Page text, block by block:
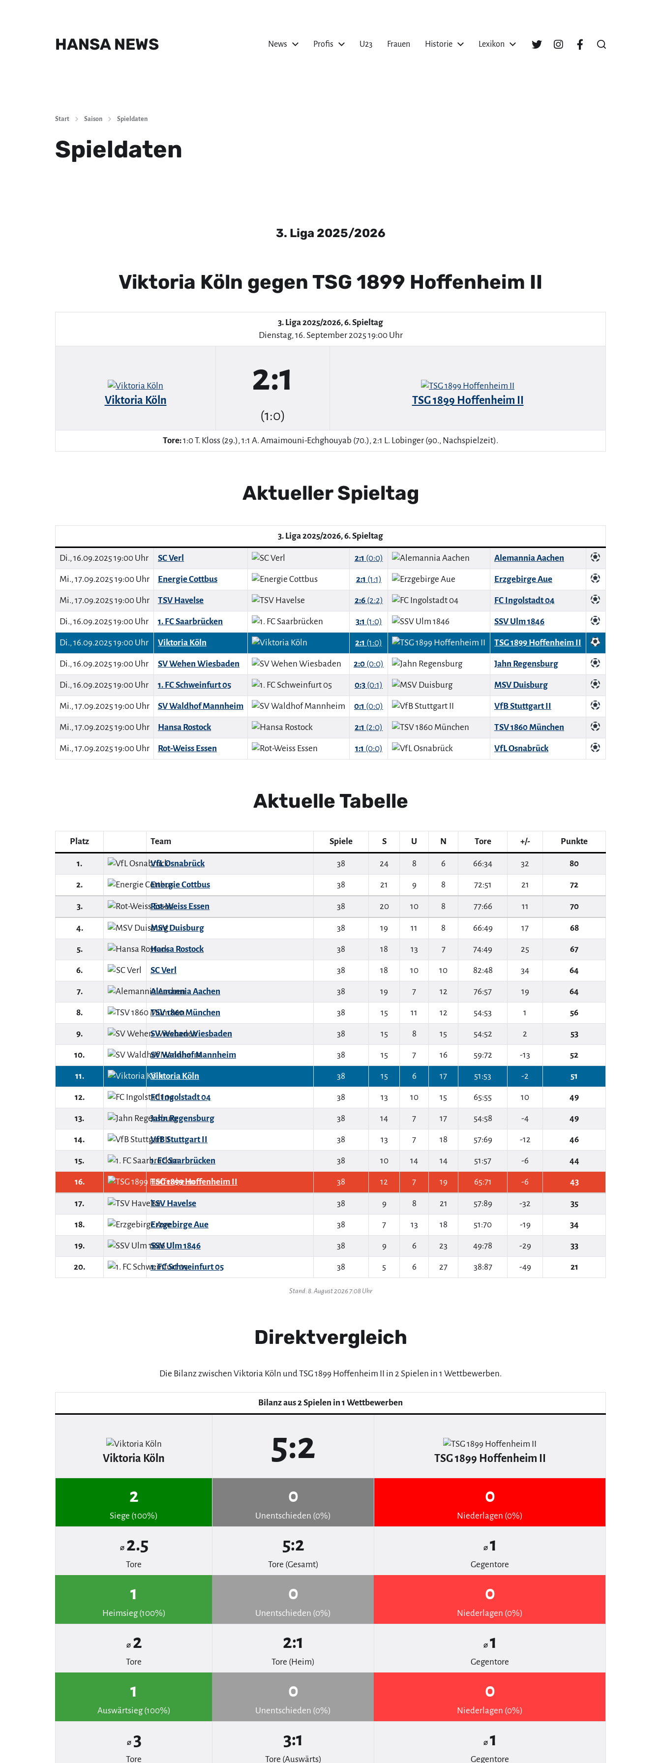
HANSA NEWS News Profis U23 Frauen Historie Lexikon
Start Saison Spieldaten
Spieldaten
3. Liga 2025/2026
Viktoria Köln gegen TSG 1899 Hoffenheim II
3. Liga 2025/2026, 6. Spieltag
Dienstag, 16. September 2025 19:00 Uhr
Viktoria Köln
2:1
(1:0)
TSG 1899 Hoffenheim II
Tore:1:0 T. Kloss (29.), 1:1 A. Amaimouni-Echghouyab (70.), 2:1 L. Lobinger (90., Nachspielzeit).
Aktueller Spieltag
3. Liga 2025/2026, 6. Spieltag
Di., 16.09.2025 19:00 Uhr SC Verl 2:1 (0:0) Alemannia Aachen
Mi., 17.09.2025 19:00 Uhr Energie Cottbus 2:1 (1:1) Erzgebirge Aue
Mi., 17.09.2025 19:00 Uhr TSV Havelse 2:6(2:2) FC Ingolstadt 04
Di., 16.09.2025 19:00 Uhr 1. FC Saarbrücken 3:1 (1:0) SSV Ulm 1846
Di., 16.09.2025 19:00 Uhr Viktoria Köln 2:1 (1:0) TSG 1899 Hoffenheim II
Di., 16.09.2025 19:00 Uhr SV Wehen Wiesbaden 2:0 (0:0) Jahn Regensburg
Di., 16.09.2025 19:00 Uhr 1. FC Schweinfurt 05 0:3 (0:1) MSV Duisburg
Mi., 17.09.2025 19:00 Uhr SV Waldhof Mannheim 0:1 (0:0) VfB Stuttgart II
Mi., 17.09.2025 19:00 Uhr Hansa Rostock 2:1 (2:0) TSV 1860 München
Mi., 17.09.2025 19:00 Uhr Rot-Weiss Essen 1:1 (0:0) VfL Osnabrück
Aktuelle Tabelle
Platz Team Spiele S U N Tore +/- Punkte
1. VfL Osnabrück 38 24 8 6 66:34 32 80
2. Energie Cottbus 38 21 9 8 72:51 21 72
3. Rot-Weiss Essen 38 20 10 8 77:66 11 70
4. MSV Duisburg 38 19 11 8 66:49 17 68
5. Hansa Rostock 38 18 13 7 74:49 25 67
6. SC Verl 38 18 10 10 82:48 34 64
7. Alemannia Aachen 38 19 7 12 76:57 19 64
8. TSV 1860 München 38 15 11 12 54:53 1 56
9. SV Wehen Wiesbaden 38 15 8 15 54:52 2 53
10. SV Waldhof Mannheim 38 15 7 16 59:72 -13 52
11. Viktoria Köln 38 15 6 17 51:53 -2 51
12. FC Ingolstadt 04 38 13 10 15 65:55 10 49
13. Jahn Regensburg 38 14 7 17 54:58 -4 49
14. VfB Stuttgart II 38 13 7 18 57:69 -12 46
15. 1. FC Saarbrücken 38 10 14 14 51:57 -6 44
16. TSG 1899 Hoffenheim II 38 12 7 19 65:71 -6 43
17. TSV Havelse 38 9 8 21 57:89 -32 35
18. Erzgebirge Aue 38 7 13 18 51:70 -19 34
19. SSV Ulm 1846 38 9 6 23 49:78 -29 33
20. 1. FC Schweinfurt 05 38 5 6 27 38:87 -49 21
Stand: 8. August 2026 7:08 Uhr
Direktvergleich
Die Bilanz zwischen Viktoria Köln und TSG 1899 Hoffenheim II in 2 Spielen in 1 Wettbewerben.
Bilanz aus 2 Spielen in 1 Wettbewerben
Viktoria Köln 5:2 TSG 1899 Hoffenheim II
2
Siege (100%)
0
Unentschieden (0%)
0
Niederlagen (0%)
⌀ 2.5
Tore
5:2
Tore (Gesamt)
⌀ 1
Gegentore
1
Heimsieg (100%)
0
Unentschieden (0%)
0
Niederlagen (0%)
⌀ 2
Tore
2:1
Tore (Heim)
⌀ 1
Gegentore
1
Auswärtsieg (100%)
0
Unentschieden (0%)
0
Niederlagen (0%)
⌀ 3
Tore
3:1
Tore (Auswärts)
⌀ 1
Gegentore